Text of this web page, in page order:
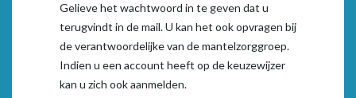
Gelieve het wachtwoord in te geven dat u
terugvindt in de mail. U kan het ook opvragen bij
de verantwoordelijke van de mantelzorggroep.
Indien u een account heeft op de keuzewijzer
kan u zich ookaanmelden.